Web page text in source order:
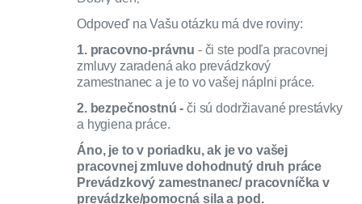
Odpoveď na Vašu otázku má dve roviny:
1. pracovno-právnu - či ste podľa pracovnej
zmluvy zaradená ako prevádzkový
zamestnanec a je to vo vašej náplni práce.
2. bezpečnostnú -či sú dodržiavané prestávky
a hygiena práce.
Áno, je to v poriadku, ak je vo vašej
pracovnej zmluve dohodnutý druh práce
Prevádzkový zamestnanec/ pracovníčka v
prevádzke/pomocná sila a pod.